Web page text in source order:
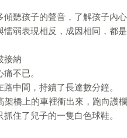
聽孩子的聲音，了解孩子內
弱表現相反，成因相同，都
接納
不已。
中間，持續了長達數分鐘。
橋上的車裡衝出來，跑向護
住了兒子的一隻白色球鞋。